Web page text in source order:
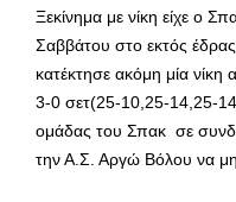
Ξεκίνημα με νίκη είχε ο
Σαββάτου στο εκτός
κατέκτησε ακόμη μία
3-0 σετ(25-10,25-14,25-
ομάδας του Σπακ σε
την Α.Σ. Αργώ Βόλου να